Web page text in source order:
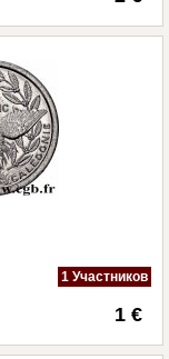
1 Участников
1 €